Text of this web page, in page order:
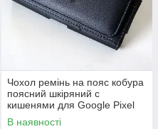
Чохол ремінь на пояс кобура
поясний шкіряний c
кишенями для Google Pixel
XL "RAMOS"
В наявності